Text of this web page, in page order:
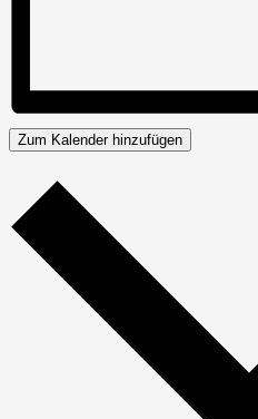
Zum Kalender hinzufügen